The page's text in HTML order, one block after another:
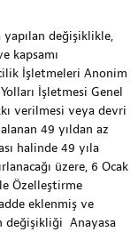
yapılan değişiklikle,
kapsamı
İşletmeleri Anonim
İşletmesi Genel
verilmesi veya devri
49 yıldan az
halinde 49 yıla
üzere, 6 Ocak
Özelleştirme
eklenmiş ve
değişikliği Anayasa